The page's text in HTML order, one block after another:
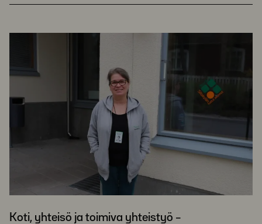
Koti, yhteisö ja toimiva yhteistyö –